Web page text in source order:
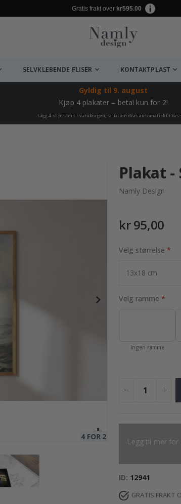
Gratis frakt over kr595.00
SELVKLEBENDE FLISER KONTAKTPLAST
Gyldig til 9. august
Kjøp 4 plakater – betal kun for 2!
Lägg 4 st posters i varukorgen, rabatten dras automatiskt i
95,00 Kr
Plakat -
Namly Design
kr 95,00
Velg størrelse
Velg ramme
Ingen ramme
Legg til mer
ID 12941
GRATIS FRAKT